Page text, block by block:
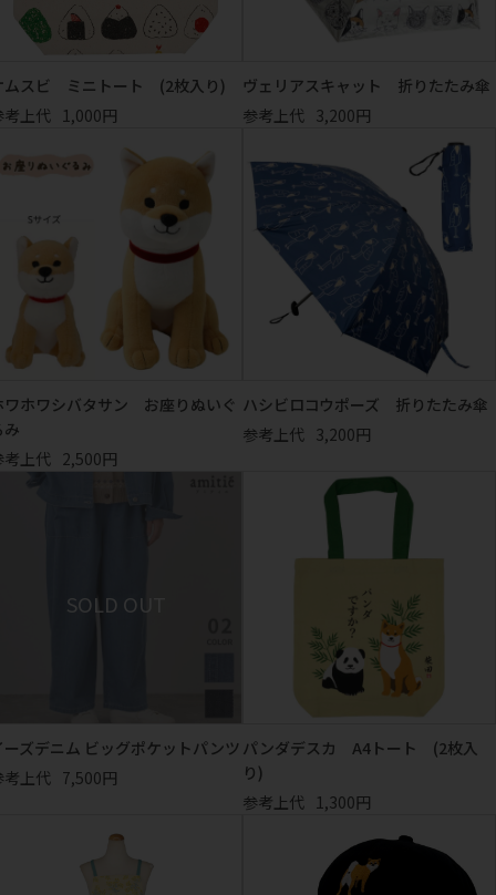
ムスビ ミニトート (2枚入り)
考上代 1,000円
ヴェリアスキャット 折りたたみ傘
参考上代 3,200円
ワホワシバタサン お座りぬいぐ
み
考上代 2,500円
ハシビロコウポーズ 折りたたみ傘
参考上代 3,200円
ーズデニム ビッグポケットパンツ
考上代 7,500円
パンダデスカ A4トート (2枚入
り)
参考上代 1,300円